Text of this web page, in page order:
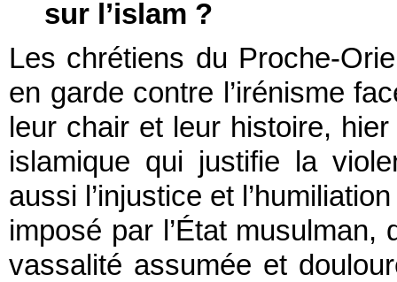
sur l’islam ?
Les chrétiens du Proche-
en garde contre l’irénisme
leur chair et leur histoire,
islamique qui justifie la
aussi l’injustice et
imposé par l’État
vassalité assumée et